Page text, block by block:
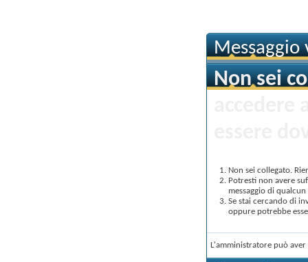
Messaggio
Non sei
Non sei collegato.
Potresti non avere
messaggio di
Se stai cercando di
oppure potrebbe
L'amministratore può